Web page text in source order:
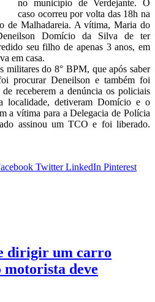
no município de Verdejante. O
caso ocorreu por volta das 18h na
de Malhadareia. A vítima, Maria do
Domício da Silva de ter
seu filho de apenas 3 anos, em
em casa.
militares do 8° BPM, que após saber
procurar Deneilson e também foi
receberem a denúncia os policiais
localidade, detiveram Domício e o
a vítima para a Delegacia de Polícia
assinou um TCO e foi liberado.
Twitter LinkedIn Pinterest
dirigir um carro
deve